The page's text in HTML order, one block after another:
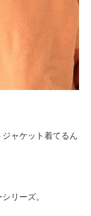
ャケット着てるん
リーズ。